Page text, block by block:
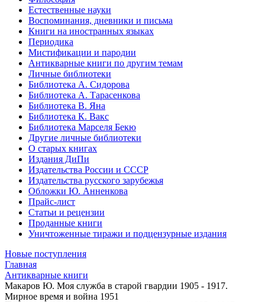
Естественные науки
Воспоминания, дневники и письма
Книги на иностранных языках
Периодика
Мистификации и пародии
Антикварные книги по другим темам
Личные библиотеки
Библиотека А. Сидорова
Библиотека А. Тарасенкова
Библиотека В. Яна
Библиотека К. Вакс
Библиотека Марселя Бекю
Другие личные библиотеки
О старых книгах
Издания ДиПи
Издательства России и СССР
Издательства русского зарубежья
Обложки Ю. Анненкова
Прайс-лист
Статьи и рецензии
Проданные книги
Уничтоженные тиражи и подцензурные издания
Новые поступления
Главная
Антикварные книги
Макаров Ю. Моя служба в старой гвардии 1905 - 1917.
Мирное время и война 1951